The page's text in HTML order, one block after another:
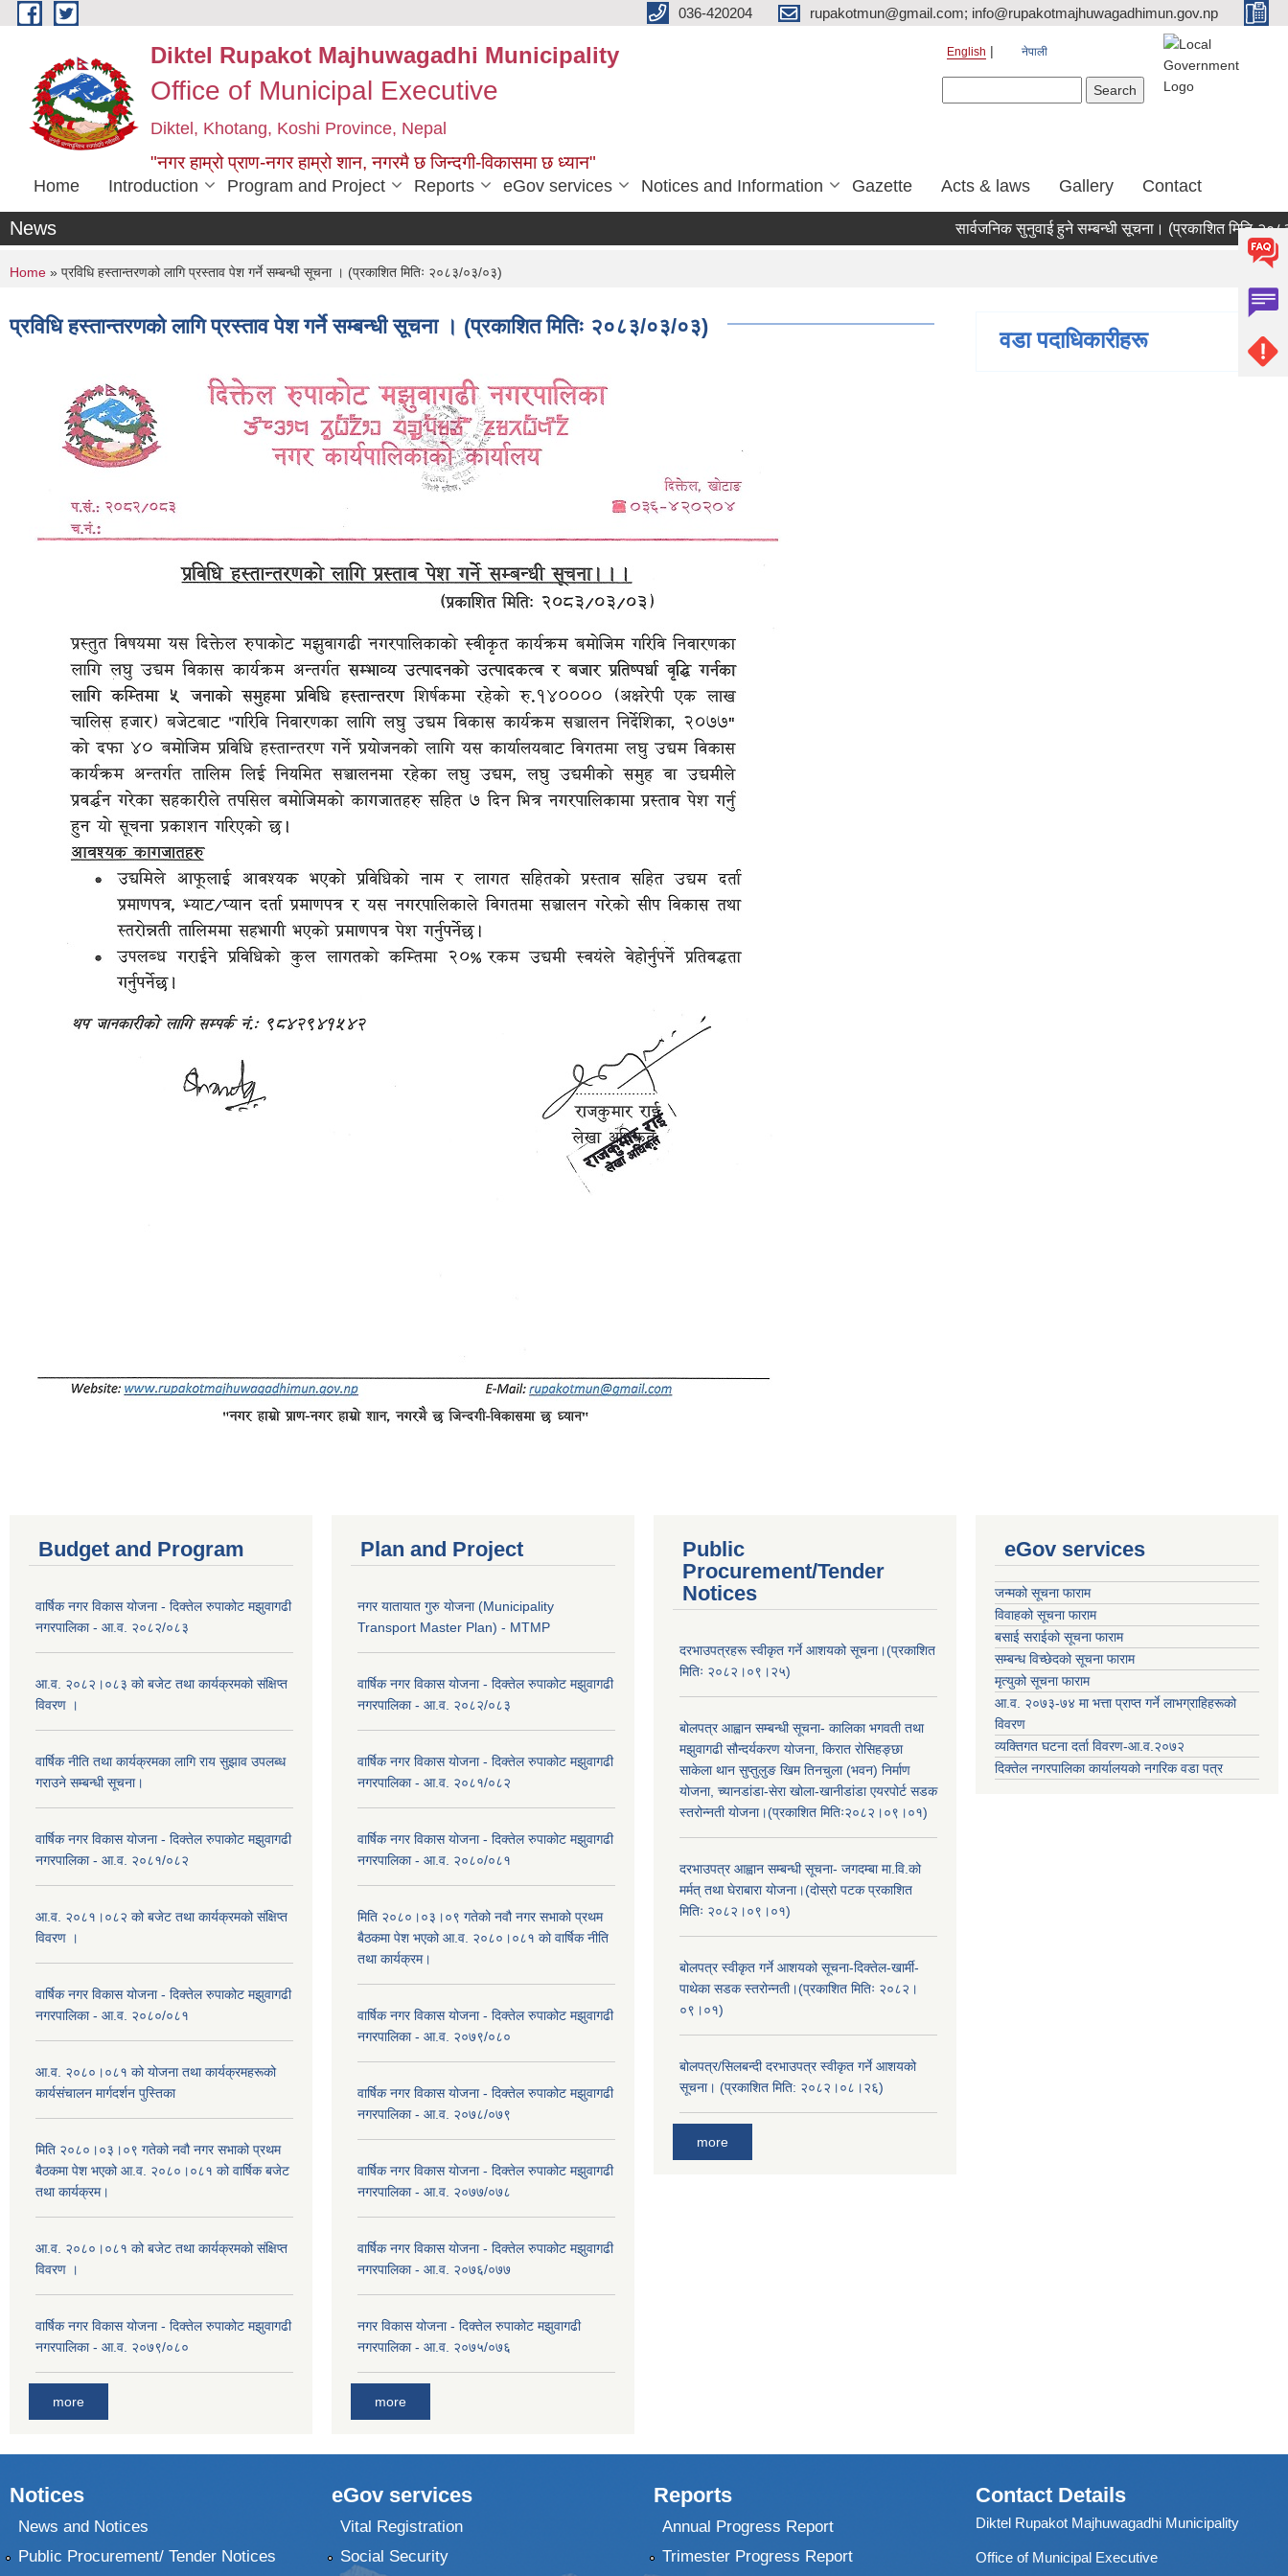
Skip to main content 036-420204 rupakotmun@gmail.com; info@rupakotmajhuwagadhimun.gov.np
Diktel Rupakot Majhuwagadhi Municipality
Office of Municipal Executive
Diktel, Khotang, Koshi Province, Nepal
"नगर हाम्रो प्राण-नगर हाम्रो शान, नगरमै छ जिन्दगी-विकासमा छ ध्यान"
English नेपाली
Home Introduction Program and Project Reports eGov services Notices and Information Gazette Acts & laws Gallery Contact
News सार्वजनिक सुनुवाई हुने सम्बन्धी सूचना। (प्रकाशित मिति-
You are here
Home » प्रविधि हस्तान्तरणको लागि प्रस्ताव पेश गर्ने सम्बन्धी सूचना । (प्रकाशित मितिः २०८३/०३/०३)
प्रविधि हस्तान्तरणको लागि प्रस्ताव पेश गर्ने सम्बन्धी सूचना । (प्रकाशित मितिः २०८३/०३/०३)
वडा पदाधिकारीहरू
Budget and Program
वार्षिक नगर विकास योजना - दिक्तेल रुपाकोट मझुवागढी
नगरपालिका - आ.व. २०८२/०८३
आ.व. २०८२।०८३ को बजेट तथा कार्यक्रमको संक्षिप्त
विवरण ।
वार्षिक नीति तथा कार्यक्रमका लागि राय सुझाव उपलब्ध
गराउने सम्बन्धी सूचना।
वार्षिक नगर विकास योजना - दिक्तेल रुपाकोट मझुवागढी
नगरपालिका - आ.व. २०८१/०८२
आ.व. २०८१।०८२ को बजेट तथा कार्यक्रमको संक्षिप्त
विवरण ।
वार्षिक नगर विकास योजना - दिक्तेल रुपाकोट मझुवागढी
नगरपालिका - आ.व. २०८०/०८१
आ.व. २०८०।०८१ को योजना तथा कार्यक्रमहरूको
कार्यसंचालन मार्गदर्शन पुस्तिका
मिति २०८०।०३।०९ गतेको नवौ नगर सभाको प्रथम
बैठकमा पेश भएको आ.व. २०८०।०८१ को वार्षिक बजेट
तथा कार्यक्रम।
आ.व. २०८०।०८१ को बजेट तथा कार्यक्रमको संक्षिप्त
विवरण ।
वार्षिक नगर विकास योजना - दिक्तेल रुपाकोट मझुवागढी
नगरपालिका - आ.व. २०७९/०८०
more
Plan and Project
नगर यातायात गुरु योजना (Municipality
Transport Master Plan) - MTMP
वार्षिक नगर विकास योजना - दिक्तेल रुपाकोट मझुवागढी
नगरपालिका - आ.व. २०८२/०८३
वार्षिक नगर विकास योजना - दिक्तेल रुपाकोट मझुवागढी
नगरपालिका - आ.व. २०८१/०८२
वार्षिक नगर विकास योजना - दिक्तेल रुपाकोट मझुवागढी
नगरपालिका - आ.व. २०८०/०८१
मिति २०८०।०३।०९ गतेको नवौ नगर सभाको प्रथम
बैठकमा पेश भएको आ.व. २०८०।०८१ को वार्षिक नीति
तथा कार्यक्रम।
वार्षिक नगर विकास योजना - दिक्तेल रुपाकोट मझुवागढी
नगरपालिका - आ.व. २०७९/०८०
वार्षिक नगर विकास योजना - दिक्तेल रुपाकोट मझुवागढी
नगरपालिका - आ.व. २०७८/०७९
वार्षिक नगर विकास योजना - दिक्तेल रुपाकोट मझुवागढी
नगरपालिका - आ.व. २०७७/०७८
वार्षिक नगर विकास योजना - दिक्तेल रुपाकोट मझुवागढी
नगरपालिका - आ.व. २०७६/०७७
नगर विकास योजना - दिक्तेल रुपाकोट मझुवागढी
नगरपालिका - आ.व. २०७५/०७६
more
Public
Procurement/Tender
Notices
दरभाउपत्रहरू स्वीकृत गर्ने आशयको सूचना।(प्रकाशित
मितिः २०८२।०९।२५)
बोलपत्र आह्वान सम्बन्धी सूचना- कालिका भगवती तथा
मझुवागढी सौन्दर्यकरण योजना, किरात रोसिहङ्छा
साकेला थान सुप्तुलुङ खिम तिनचुला (भवन) निर्माण
योजना, च्यानडांडा-सेरा खोला-खानीडांडा एयरपोर्ट सडक
स्तरोन्नती योजना।(प्रकाशित मितिः२०८२।०९।०१)
दरभाउपत्र आह्वान सम्बन्धी सूचना- जगदम्बा मा.वि.को
मर्मत् तथा घेराबारा योजना।(दोस्रो पटक प्रकाशित
मितिः २०८२।०९।०१)
बोलपत्र स्वीकृत गर्ने आशयको सूचना-दिक्तेल-खार्मी-
पाथेका सडक स्तरोन्नती।(प्रकाशित मितिः २०८२।
०९।०१)
बोलपत्र/सिलबन्दी दरभाउपत्र स्वीकृत गर्ने आशयको
सूचना। (प्रकाशित मिति: २०८२।०८।२६)
more
eGov services
जन्मको सूचना फाराम
विवाहको सूचना फाराम
बसाई सराईको सूचना फाराम
सम्बन्ध विच्छेदको सूचना फाराम
मृत्युको सूचना फाराम
आ.व. २०७३-७४ मा भत्ता प्राप्त गर्ने लाभग्राहिहरूको
विवरण
व्यक्तिगत घटना दर्ता विवरण-आ.व.२०७२
दिक्तेल नगरपालिका कार्यालयको नगरिक वडा पत्र
Notices
News and Notices
Public Procurement/ Tender Notices
eGov services
Vital Registration
Social Security
Reports
Annual Progress Report
Trimester Progress Report
Contact Details
Diktel Rupakot Majhuwagadhi Municipality
Office of Municipal Executive